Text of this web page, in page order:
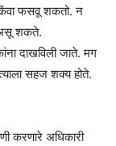
किंवा फसवू शकतो. न
असू शकते.
दाखविली जाते. मग
सहज शक्य होते.
करणारे अधिकारी